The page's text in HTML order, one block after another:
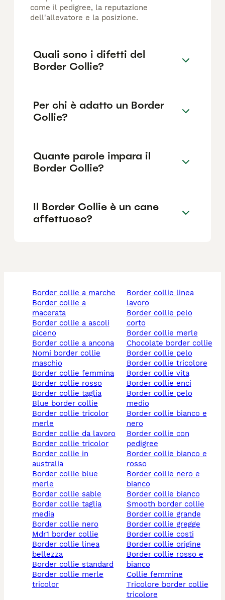
come il pedigree, la reputazione
dell'allevatore e la posizione.
Quali sono i difetti del
Border Collie?
Per chi è adatto un Border
Collie?
Quante parole impara il
Border Collie?
Il Border Collie è un cane
affettuoso?
border collie a marche
border collie a
macerata
border collie a ascoli
piceno
border collie a ancona
nomi border collie
maschio
border collie femmina
border collie rosso
border collie taglia
blue border collie
border collie tricolor
merle
border collie da lavoro
border collie tricolor
border collie in
australia
border collie blue
merle
border collie sable
border collie taglia
media
border collie nero
mdr1 border collie
border collie linea
bellezza
border collie standard
border collie merle
tricolor
border collie linea
lavoro
border collie pelo
corto
border collie merle
chocolate border collie
border collie pelo
border collie tricolore
border collie vita
border collie enci
border collie pelo
medio
border collie bianco e
nero
border collie con
pedigree
border collie bianco e
rosso
border collie nero e
bianco
border collie bianco
smooth border collie
border collie grande
border collie gregge
border collie costi
border collie origine
border collie rosso e
bianco
collie femmine
tricolore border collie
tricolore